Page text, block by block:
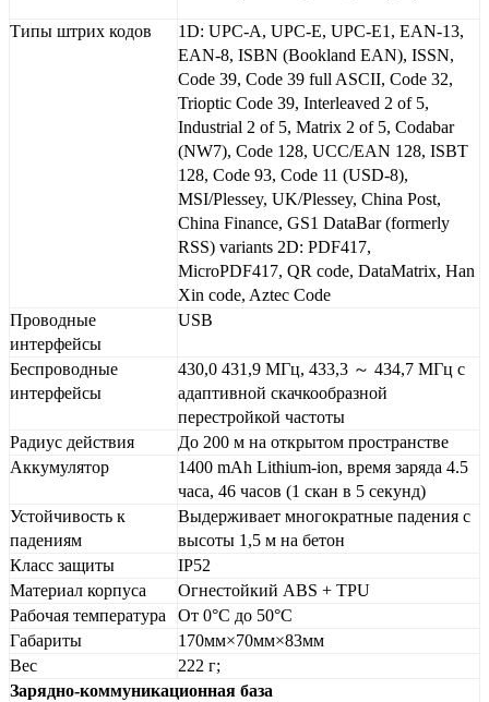
Типы штрих кодов
1D: UPC-A, UPC-E, UPC-E1, EAN-13,
EAN-8, ISBN (Bookland EAN), ISSN,
Code 39, Code 39 full ASCII, Code 32,
Trioptic Code 39, Interleaved 2 of 5,
Industrial 2 of 5, Matrix 2 of 5, Codabar
(NW7), Code 128, UCC/EAN 128, ISBT
128, Code 93, Code 11 (USD-8),
MSI/Plessey, UK/Plessey, China Post,
China Finance, GS1 DataBar (formerly
RSS) variants 2D: PDF417,
MicroPDF417, QR code, DataMatrix, Han
Xin code, Aztec Code
Проводные
интерфейсы
USB
Беспроводные
интерфейсы
430,0 431,9 МГц, 433,3 ～ 434,7 МГц с
адаптивной скачкообразной
перестройкой частоты
Радиус действия
До 200 м на открытом пространстве
Аккумулятор
1400 mAh Lithium-ion, время заряда 4.5
часа, 46 часов (1 скан в 5 секунд)
Устойчивость к
падениям
Выдерживает многократные падения с
высоты 1,5 м на бетон
Класс защиты
IP52
Материал корпуса
Огнестойкий ABS + TPU
Рабочая температура
От 0°C до 50°C
Габариты
170мм×70мм×83мм
Вес
222 г;
Зарядно-коммуникационная база